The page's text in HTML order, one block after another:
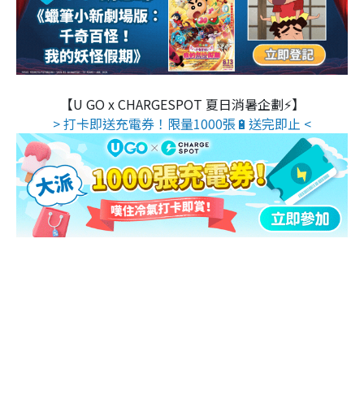
【U GO x CHARGESPOT 夏日消暑企劃⚡】
> 打卡即送充電券！限量1000張🔋送完即止 <